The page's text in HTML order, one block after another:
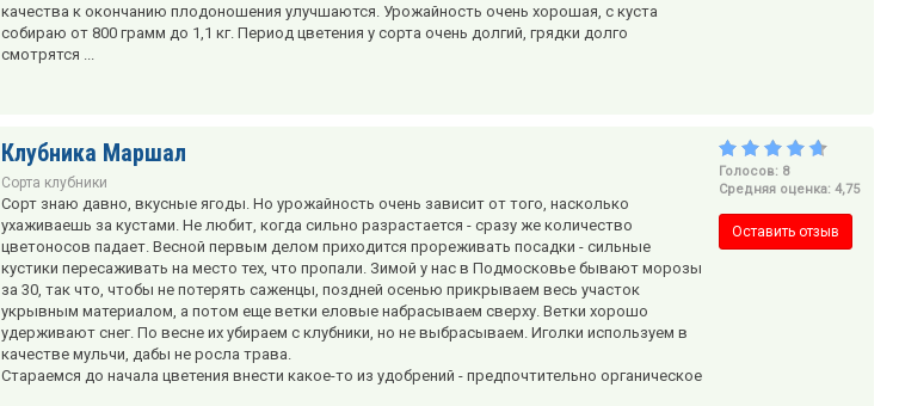
качества к окончанию плодоношения улучшаются. Урожайность очень хорошая, с куста
собираю от 800 грамм до 1,1 кг. Период цветения у сорта очень долгий, грядки долго
смотрятся ...
Клубника Маршал
Сорта клубники
Сорт знаю давно, вкусные ягоды. Но урожайность очень зависит от того, насколько
ухаживаешь за кустами. Не любит, когда сильно разрастается - сразу же количество
цветоносов падает. Весной первым делом приходится прореживать посадки - сильные
кустики пересаживать на место тех, что пропали. Зимой у нас в Подмосковье бывают морозы
за 30, так что, чтобы не потерять саженцы, поздней осенью прикрываем весь участок
укрывным материалом, а потом еще ветки еловые набрасываем сверху. Ветки хорошо
удерживают снег. По весне их убираем с клубники, но не выбрасываем. Иголки используем в
качестве мульчи, дабы не росла трава.
Стараемся до начала цветения внести какое-то из удобрений - предпочтительно органическое
Голосов: 8
Средняя оценка: 4,75
Оставить отзыв